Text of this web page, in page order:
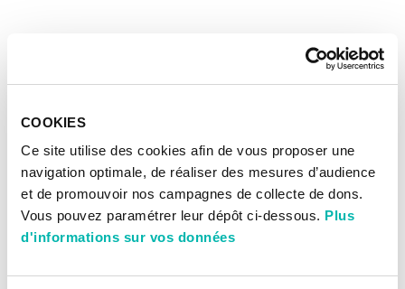
COOKIES
Ce site utilise des cookies afin de vous proposer une
navigation optimale, de réaliser des mesures d’audience
et de promouvoir nos campagnes de collecte de dons.
Vous pouvez paramétrer leur dépôt ci-dessous. Plus
d'informations sur vos données